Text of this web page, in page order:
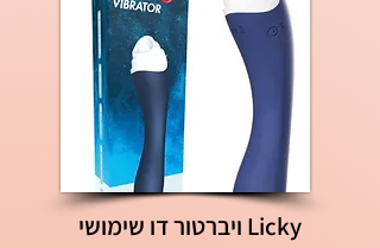
Licky ויברטור דו שימושי